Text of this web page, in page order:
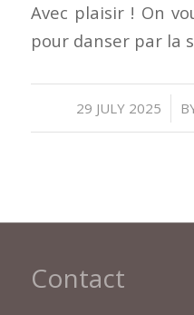
Avec plaisir ! On
pour danser par la
29 JULY 2025
/
Contact